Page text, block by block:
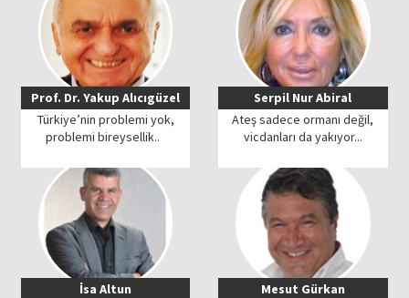
Prof. Dr. Yakup Alıcıgüzel
Türkiye’nin problemi yok,
problemi bireysellik..
Serpil Nur Abiral
Ateş sadece ormanı değil,
vicdanları da yakıyor...
İsa Altun
Mesut Gürkan